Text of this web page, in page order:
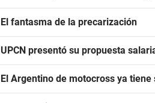
El fantasma de la precarización
UPCN presentó su propuesta
El Argentino de motocross ya tiene